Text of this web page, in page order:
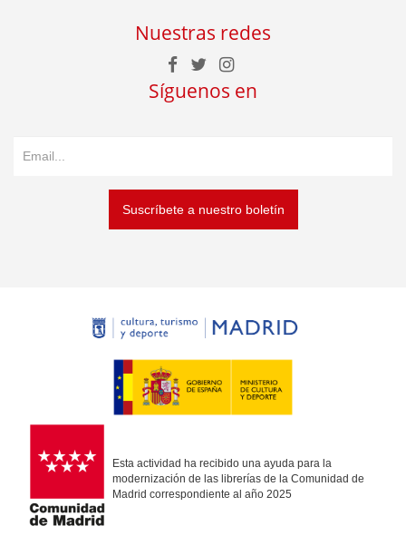
Nuestras redes
Síguenos en
Suscríbete a nuestro boletín
Esta actividad ha recibido una ayuda para la
modernización de las librerías de la Comunidad de
Madrid correspondiente al año 2025